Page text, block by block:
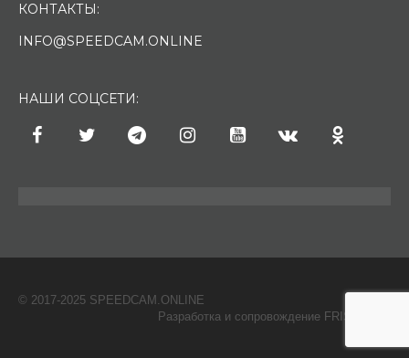
КОНТАКТЫ:
INFO@SPEEDCAM.ONLINE
НАШИ СОЦСЕТИ:
© 2017-2025 SPEEDCAM.ONLINE
Разработка и сопровождение FRISH & С